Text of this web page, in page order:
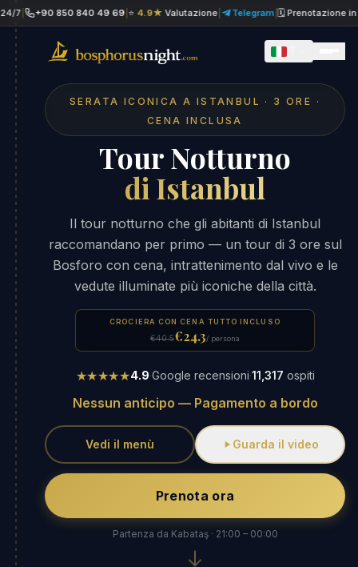
+90 850 840 49 69 |⭐4.9★Valutazione| Telegram|🗓 Prenotazione in
SERATA ICONICA A ISTANBUL · 3 ORE ·
CENA INCLUSA
Tour Notturno
di Istanbul
Il tour notturno che gli abitanti di Istanbul
raccomandano per primo — un tour di 3 ore sul
Bosforo con cena, intrattenimento dal vivo e le
vedute illuminate più iconiche della città.
CROCIERA CON CENA TUTTO INCLUSO
€40.5€24.3/ persona
★★★★★4.9·Google recensioni·11,317 ospiti
Nessun anticipo — Pagamento a bordo
Vedi il menù Guarda il video
Prenota ora
Partenza da Kabataş · 21:00 – 00:00